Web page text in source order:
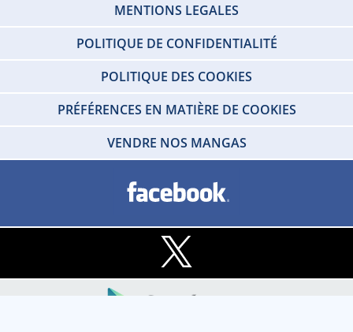
MENTIONS LEGALES
POLITIQUE DE CONFIDENTIALITÉ
POLITIQUE DES COOKIES
PRÉFÉRENCES EN MATIÈRE DE COOKIES
VENDRE NOS MANGAS